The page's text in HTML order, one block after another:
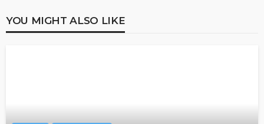
YOU MIGHT ALSO LIKE